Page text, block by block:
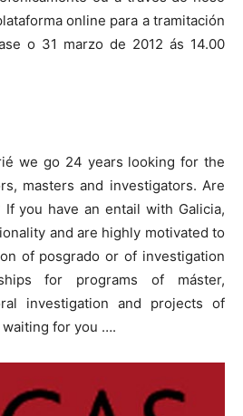
online para a tramitación
o 31 marzo de 2012 ás 14.00
we go 24 years looking for the
masters and investigators. Are
you have an entail with Galicia,
and are highly motivated to
of posgrado or of investigation
for programs of máster,
investigation and projects of
for you ….